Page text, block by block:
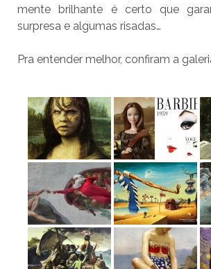
mente brilhante é certo que
surpresa e algumas risadas…
Pra entender melhor, confiram a